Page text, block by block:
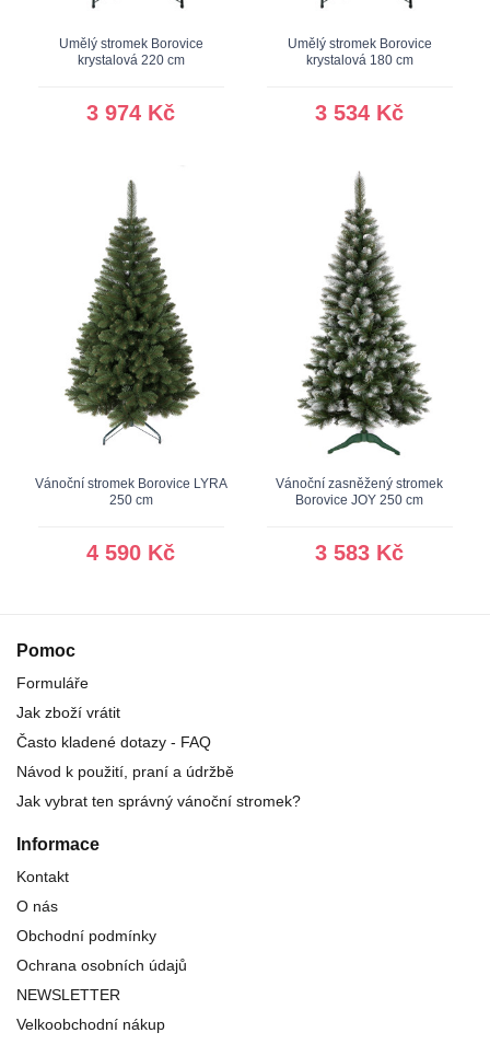
Umělý stromek Borovice
krystalová 220 cm
3 974 Kč
Umělý stromek Borovice
krystalová 180 cm
3 534 Kč
Vánoční stromek Borovice LYRA
250 cm
4 590 Kč
Vánoční zasněžený stromek
Borovice JOY 250 cm
3 583 Kč
Pomoc
Formuláře
Jak zboží vrátit
Často kladené dotazy - FAQ
Návod k použití, praní a údržbě
Jak vybrat ten správný vánoční stromek?
Informace
Kontakt
O nás
Obchodní podmínky
Ochrana osobních údajů
NEWSLETTER
Velkoobchodní nákup